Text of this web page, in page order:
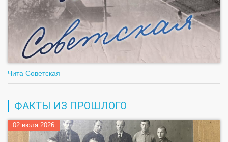
Чита Советская
ФАКТЫ ИЗ ПРОШЛОГО
02 июля 2026